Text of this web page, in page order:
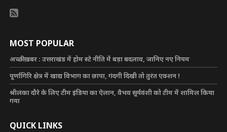
MOST POPULAR
अच्छी ख़बर : उत्तराखंड में होम स्टे नीति में बड़ा बदलाव, जानिए नए नियम
पूर्णागिरि क्षेत्र में खाद्य विभाग का छापा, गंदगी दिखी तो तुरंत एक्शन !
श्रीलंका दौरे के लिए टीम इंडिया का ऐलान, वैभव सूर्यवंशी को टीम में शामिल किया
गया
QUICK LINKS